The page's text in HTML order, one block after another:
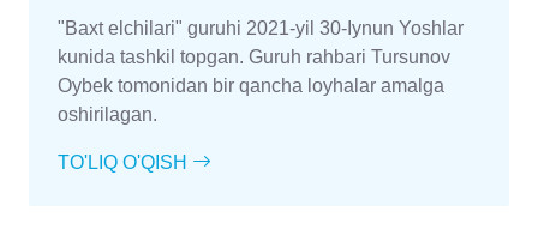
"Baxt elchilari" guruhi 2021-yil 30-Iynun Yoshlar
kunida tashkil topgan. Guruh rahbari Tursunov
Oybek tomonidan bir qancha loyhalar amalga
oshirilagan.
TO'LIQ O'QISH